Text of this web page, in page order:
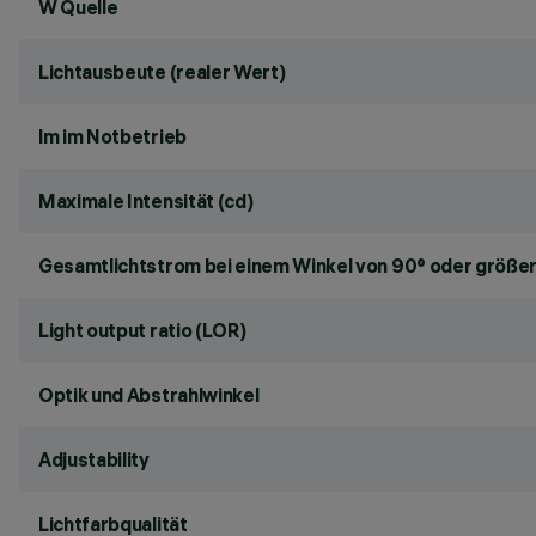
W Quelle
Lichtausbeute (realer Wert)
lm im Notbetrieb
Maximale Intensität (cd)
Gesamtlichtstrom bei einem Winkel von 90° oder
Light output ratio (LOR)
Optik und Abstrahlwinkel
Adjustability
Lichtfarbqualität